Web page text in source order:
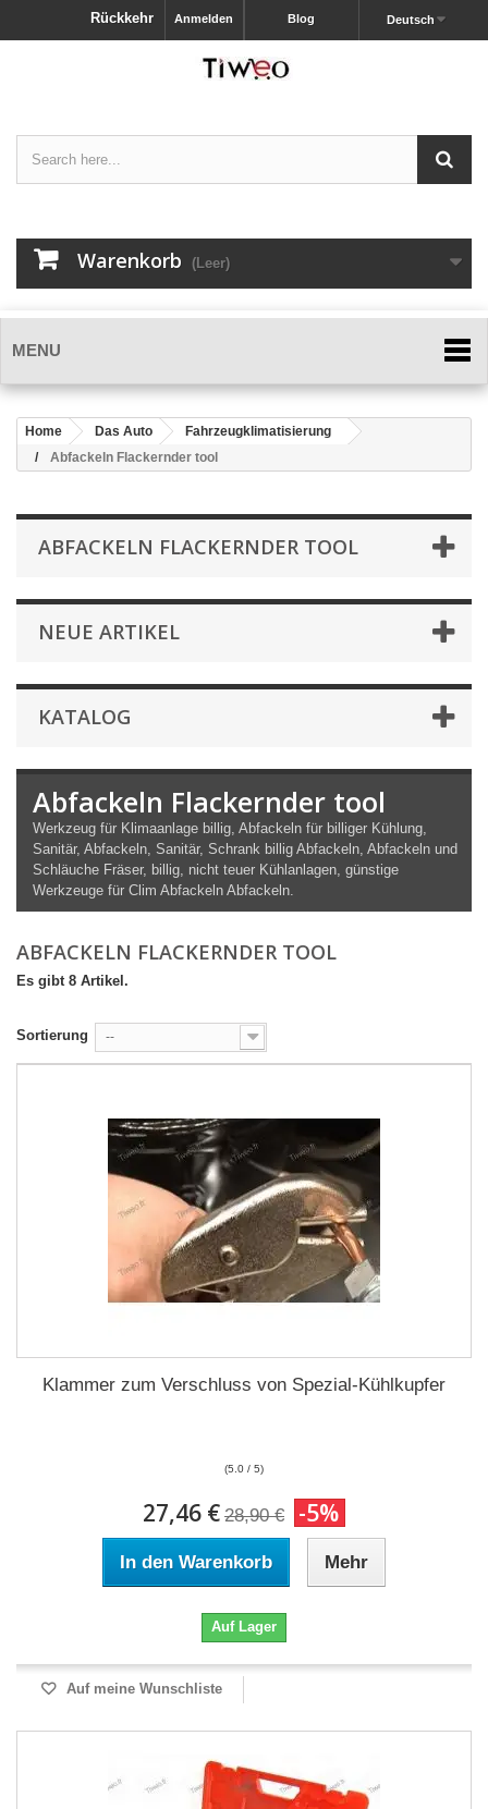
Deutsch
Blog
Anmelden
Rückkehr
Warenkorb (Leer)
MENU
Home Das Auto
Fahrzeugklimatisierung
Abfackeln Flackernder tool
ABFACKELN FLACKERNDER TOOL
NEUE ARTIKEL
KATALOG
Abfackeln Flackernder tool
Werkzeug für Klimaanlage billig, Abfackeln für billiger Kühlung,
Sanitär, Abfackeln, Sanitär, Schrank billig Abfackeln, Abfackeln und
Schläuche Fräser, billig, nicht teuer Kühlanlagen, günstige
Werkzeuge für Clim Abfackeln Abfackeln.
ABFACKELN FLACKERNDER TOOL
Es gibt 8 Artikel.
Sortierung --
Klammer zum Verschluss von Spezial-Kühlkupfer
(5.0 / 5)
27,46 € 28,90 € -5%
In den Warenkorb Mehr
Auf Lager
Auf meine Wunschliste